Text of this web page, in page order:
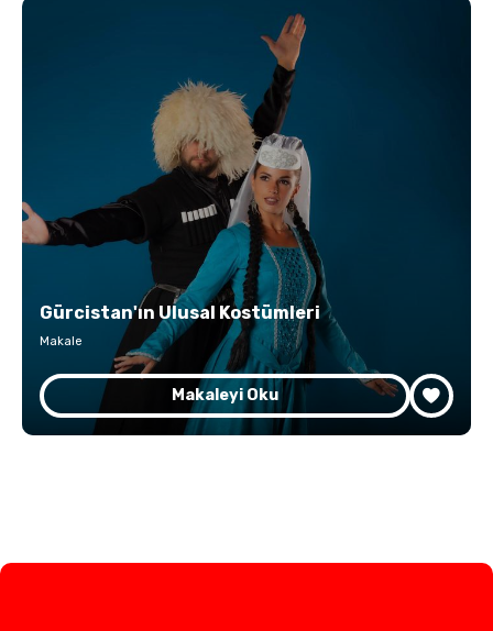
Gürcistan'ın Ulusal Kostümleri
Makale
Makaleyi Oku